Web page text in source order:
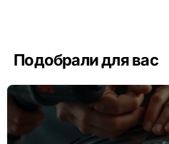
Подобрали для вас